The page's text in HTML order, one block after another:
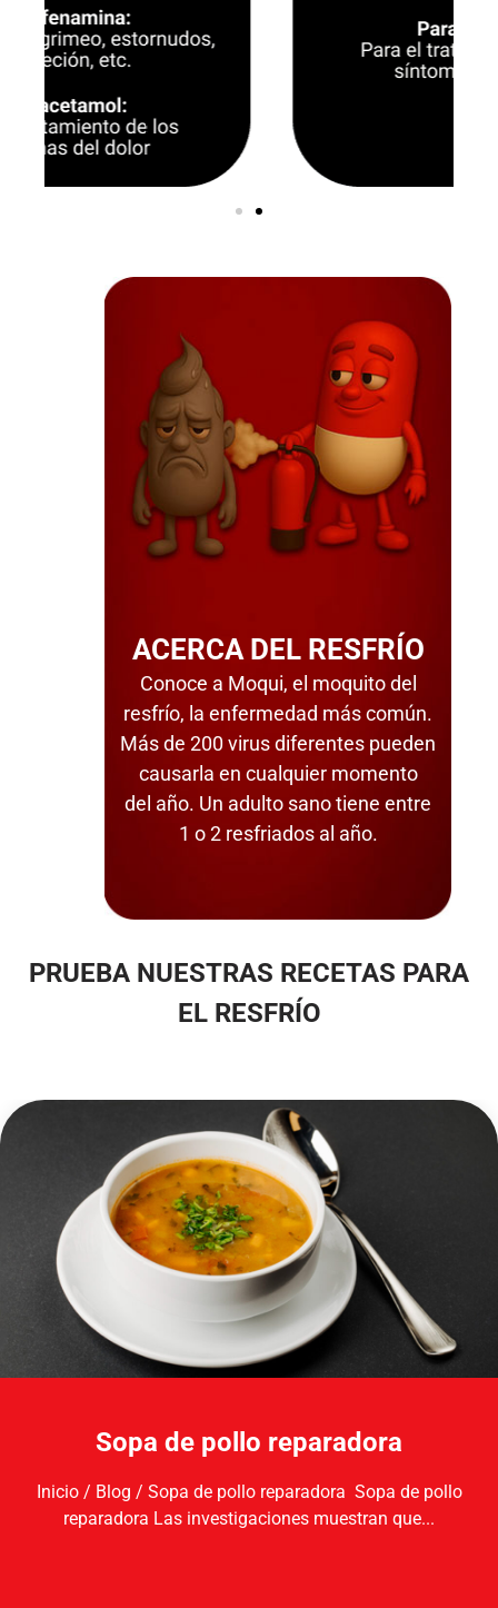
ACERCA DEL RESFRÍO
Conoce a Moqui, el moquito del
resfrío, la enfermedad más común.
Más de 200 virus diferentes pueden
causarla en cualquier momento
del año. Un adulto sano tiene entre
1 o 2 resfriados al año.
PRUEBA NUESTRAS RECETAS PARA
EL RESFRÍO
Sopa de pollo reparadora
Inicio / Blog / Sopa de pollo reparadora ​ Sopa de pollo
reparadora Las investigaciones muestran que...